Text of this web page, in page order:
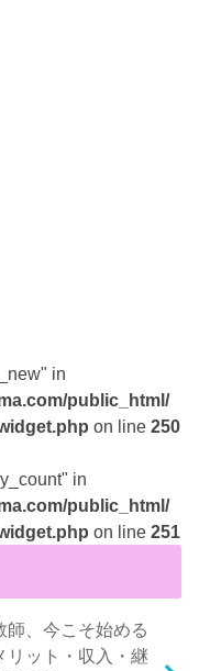
in
public_html/
on line250
in
public_html/
on line251
師、今こそ始める
ット・収入・継